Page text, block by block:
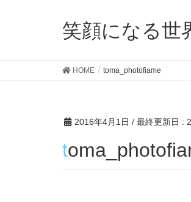
笑顔になる世
HOME toma_photofiame
2016年4月1日 / 最終更新日 :